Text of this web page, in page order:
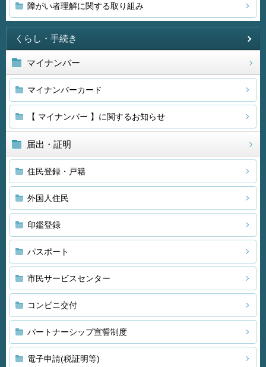
障がい者理解に関する取り組み
くらし・手続き
マイナンバー
マイナンバーカード
【 マイナンバー 】に関するお知らせ
届出・証明
住民登録・戸籍
外国人住民
印鑑登録
パスポート
市民サービスセンター
コンビニ交付
パートナーシップ宣誓制度
電子申請(税証明等)